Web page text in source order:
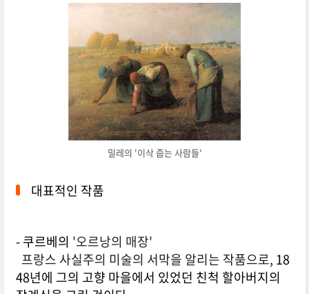
밀레의 '이삭 줍는 사람들'
대표적인 작품
- 쿠르베의 '오르낭의 매장'
프랑스 사실주의 미술의 서막을 알리는 작품으로, 18
48년에 그의 고향 마을에서 있었던 친척 할아버지의